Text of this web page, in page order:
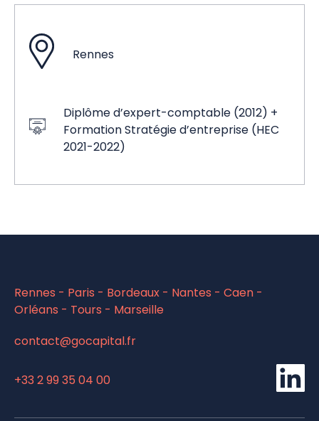
Rennes
Diplôme d’expert-comptable (2012) +
Formation Stratégie d’entreprise (HEC
2021-2022)
Rennes - Paris - Bordeaux - Nantes - Caen -
Orléans - Tours - Marseille
contact@gocapital.fr
+33 2 99 35 04 00